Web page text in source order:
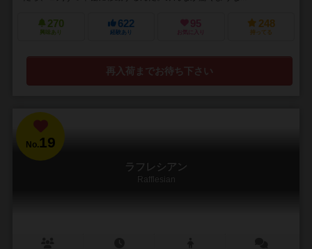
270
興味あり
622
経験あり
95
お気に入り
248
持ってる
再入荷までお待ち下さい
No.19
ラフレシアン
Rafflesian